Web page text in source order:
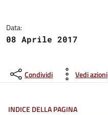
Data:
08 Aprile 2017
Condividi Vedi azioni
INDICE DELLA PAGINA